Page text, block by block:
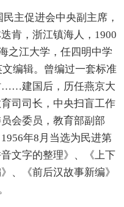
主促进会中央副主席，
肯，浙江镇海人，1900
之江大学，任四明中学
编辑。曾编过一套标准
……建国后，历任燕京大
司司长，中央扫盲工作
会委员，教育部副部
年8月当选为民进第
文字的整理》、《上下
、《前后汉故事新编》